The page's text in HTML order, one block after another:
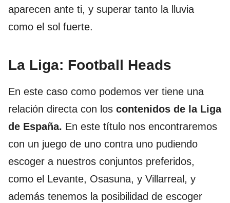
aparecen ante ti, y superar tanto la lluvia
como el sol fuerte.
La Liga: Football Heads
En este caso como podemos ver tiene una
relación directa con los contenidos de la Liga
de España. En este título nos encontraremos
con un juego de uno contra uno pudiendo
escoger a nuestros conjuntos preferidos,
como el Levante, Osasuna, y Villarreal, y
además tenemos la posibilidad de escoger